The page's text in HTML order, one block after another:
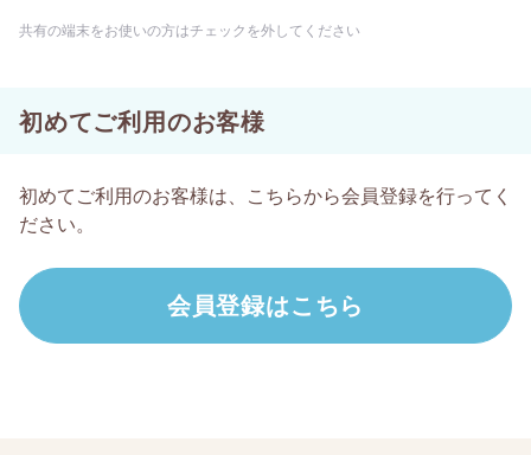
共有の端末をお使いの方はチェックを外してください
初めてご利用のお客様
初めてご利用のお客様は、こちらから会員登録を行ってく
ださい。